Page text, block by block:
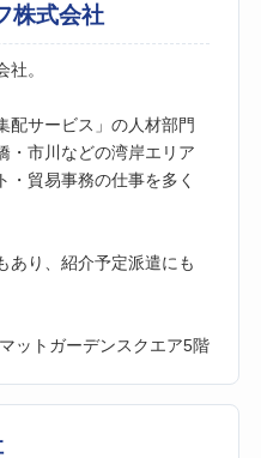
株式会社
。
配サービス」の人材部門
・市川などの湾岸エリア
・貿易事務の仕事を多く
あり、紹介予定派遣にも
ットガーデンスクエア5階